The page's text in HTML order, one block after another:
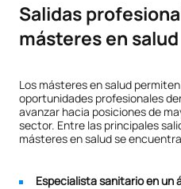
Salidas
másteres en salud
Los másteres en salud
oportunidades profesionales
avanzar hacia posiciones de
sector. Entre las principales
másteres en salud se
Especialista sanitario en un